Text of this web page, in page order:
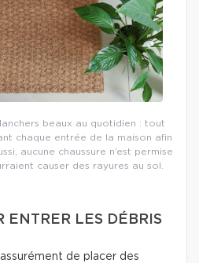
beaux au quotidien : tout
chaque entrée de la maison afin
aucune chaussure n’est permise
causer des rayures au sol.
ENTRER LES DÉBRIS
de placer des